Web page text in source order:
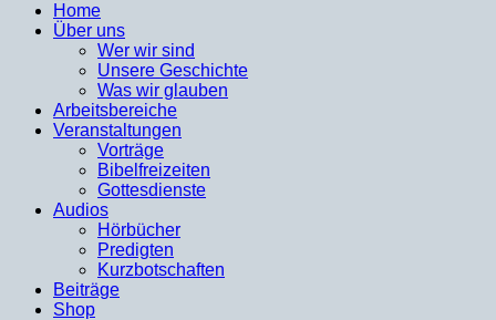
Home
Über uns
Wer wir sind
Unsere Geschichte
Was wir glauben
Arbeitsbereiche
Veranstaltungen
Vorträge
Bibelfreizeiten
Gottesdienste
Audios
Hörbücher
Predigten
Kurzbotschaften
Beiträge
Shop